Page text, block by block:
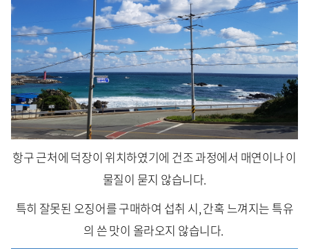
항구 근처에 덕장이 위치하였기에 건조 과정에서 매연이나 이
물질이 묻지 않습니다.
특히 잘못된 오징어를 구매하여 섭취 시, 간혹 느껴지는 특유
의 쓴 맛이 올라오지 않습니다.